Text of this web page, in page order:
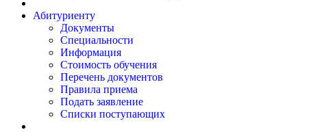
Абитуриенту
Документы
Специальности
Информация
Стоимость обучения
Перечень документов
Правила приема
Подать заявление
Списки поступающих